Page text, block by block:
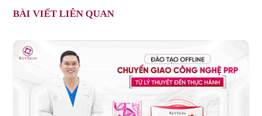
BÀI VIẾT LIÊN QUAN